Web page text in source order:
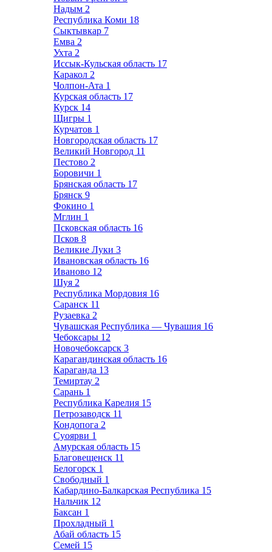
Надым 2
Республика Коми 18
Сыктывкар 7
Емва 2
Ухта 2
Иссык-Кульская область 17
Каракол 2
Чолпон-Ата 1
Курская область 17
Курск 14
Щигры 1
Курчатов 1
Новгородская область 17
Великий Новгород 11
Пестово 2
Боровичи 1
Брянская область 17
Брянск 9
Фокино 1
Мглин 1
Псковская область 16
Псков 8
Великие Луки 3
Ивановская область 16
Иваново 12
Шуя 2
Республика Мордовия 16
Саранск 11
Рузаевка 2
Чувашская Республика — Чувашия 16
Чебоксары 12
Новочебоксарск 3
Карагандинская область 16
Караганда 13
Темиртау 2
Сарань 1
Республика Карелия 15
Петрозаводск 11
Кондопога 2
Суоярви 1
Амурская область 15
Благовещенск 11
Белогорск 1
Свободный 1
Кабардино-Балкарская Республика 15
Нальчик 12
Баксан 1
Прохладный 1
Абай область 15
Семей 15